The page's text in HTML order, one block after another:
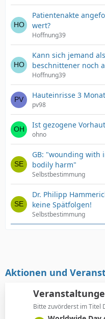
Patientenakte
wert?
Hoffnung39
Kann sich jemand
beschnittener noch
Hoffnung39
Hauteinrisse 3
pv98
Ist gezogene
ohno
GB: "wounding with
bodily harm"
Selbstbestimmung
Dr. Philipp
keine Spätfolgen!
Selbstbestimmung
Aktionen und
Bitte zuvörderst im Titel